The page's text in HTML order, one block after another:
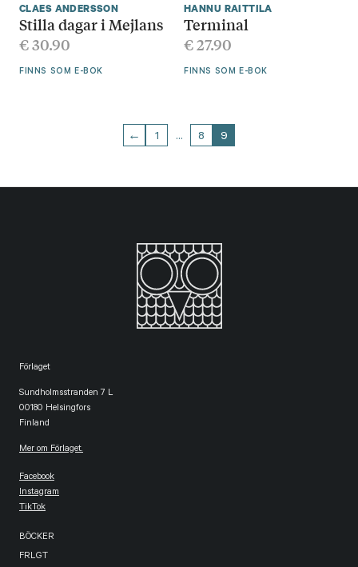
CLAES ANDERSSON
Stilla dagar i Mejlans
€30.90
FINNS SOM E-BOK
HANNU RAITTILA
Terminal
€27.90
FINNS SOM E-BOK
← 1 … 8 9
Förlaget
Sundholmsstranden 7 L
00180 Helsingfors
Finland
Mer om Förlaget.
Facebook
Instagram
TikTok
BÖCKER
FRLGT